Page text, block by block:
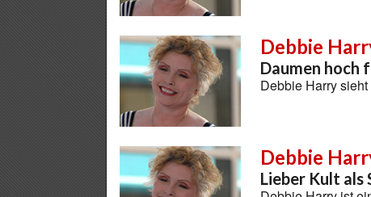
Debbie
Daumen hoch
Debbie Harry
Debbie
Lieber Kult als